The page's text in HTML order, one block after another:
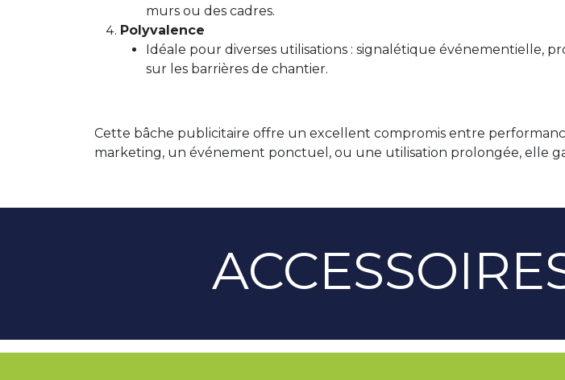
murs ou des cadres.
Polyvalence
Idéale pour diverses utilisations : signalétique événementielle,
sur les barrières de chantier.
Cette bâche publicitaire offre un excellent compromis entre
marketing, un événement ponctuel, ou une utilisation prolongée, elle